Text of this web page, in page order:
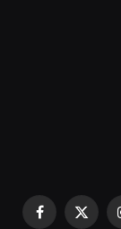
Facebook
X